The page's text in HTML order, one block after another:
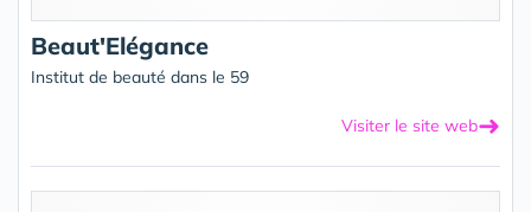
Beaut'Elégance
Institut de beauté dans le 59
Visiter le site web➜